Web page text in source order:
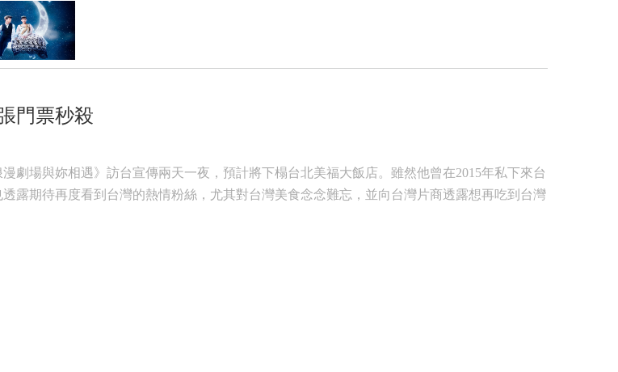
門票秒殺
劇場與妳相遇》訪台宣傳兩天一夜，預計將下榻台北美福大飯店。雖然他曾在2015年私下來台
露期待再度看到台灣的熱情粉絲，尤其對台灣美食念念難忘，並向台灣片商透露想再吃到台灣